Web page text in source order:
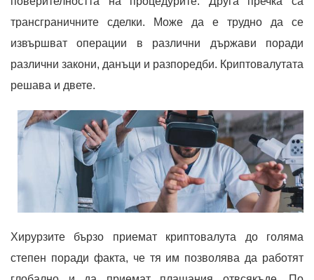
трансграничните сделки. Може да е трудно да се
извършват операции в различни държави поради
различни закони, данъци и разпоредби. Криптовалутата
решава и двете.
Хирурзите бързо приемат криптовалута до голяма
степен поради факта, че тя им позволява да работят